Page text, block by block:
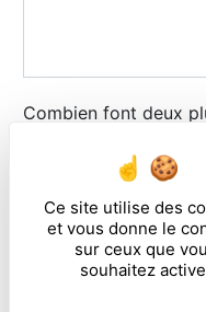
Ce site utilise des
et vous donne le
sur ceux que
souhaitez
Combien font deux
En cochant cette
particulières ci-